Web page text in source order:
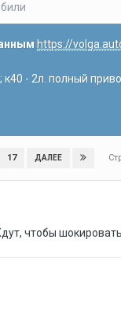
https://
- 2л. полный
17 ДАЛЕЕ
чтобы